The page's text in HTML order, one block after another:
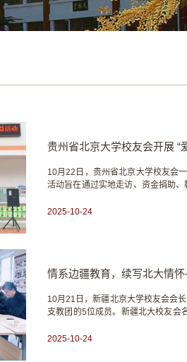
贵州省北京大学校友会开展 “
10月22日，贵州省北京大学校友会
活动旨在通过实地走访、资金捐助
动。22日上午，校友会一行4人抵达
2025-10-24
10月21日，新疆北京大学校友会会
支教团的5位成员。新疆北大校友会
统。座谈会上，庙尔沟中学副校长
2025-10-24